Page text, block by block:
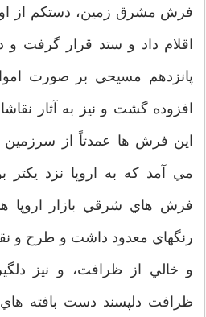
فرش مشرق زمين، دستكم از
اقلام داد و ستد قرار گرفت
پانزدهم مسيحي بر صورت
افزوده گشت و نيز به آثار
اين فرش ها عمدتاً از سرزمين
مي آمد كه به اروپا نزد يکتر
فرش هاي شرقي بازار اروپا
رنگهاي معدود داشت و طرح و
و خالي از ظرافت، و نيز
ظرافت دلپسند دست بافته